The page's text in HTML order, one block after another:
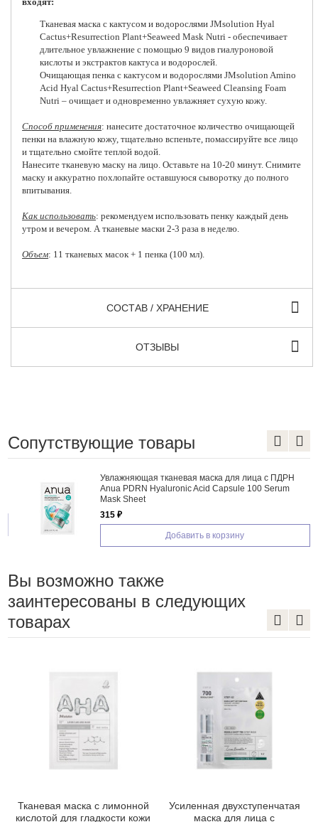
Тканевая маска с кактусом и водорослями JMsolution Hyal
Cactus+Resurrection Plant+Seaweed Mask Nutri - обеспечивает
длительное увлажнение с помощью 9 видов гиалуроновой
кислоты и экстрактов кактуса и водорослей.
Очищающая пенка с кактусом и водорослями JMsolution Amino
Acid Hyal Cactus+Resurrection Plant+Seaweed Cleansing Foam
Nutri – очищает и одновременно увлажняет сухую кожу.
Способ применения: нанесите достаточное количество очищающей
пенки на влажную кожу, тщательно вспеньте, помассируйте все лицо
и тщательно смойте теплой водой.
Нанесите тканевую маску на лицо. Оставьте на 10-20 минут. Снимите
маску и аккуратно похлопайте оставшуюся сыворотку до полного
впитывания.
Как использовать: рекомендуем использовать пенку каждый день
утром и вечером. А тканевые маски 2-3 раза в неделю.
Объем: 11 тканевых масок + 1 пенка (100 мл).
СОСТАВ / ХРАНЕНИЕ
ОТЗЫВЫ
Сопутствующие товары
Увлажняющая тканевая маска для лица с ПДРН
Anua PDRN Hyaluronic Acid Capsule 100 Serum
Mask Sheet
315 ₽
Добавить в корзину
Вы возможно также
заинтересованы в следующих
товарах
Тканевая маска с лимонной
кислотой для гладкости кожи
Усиленная двухступенчатая
маска для лица с